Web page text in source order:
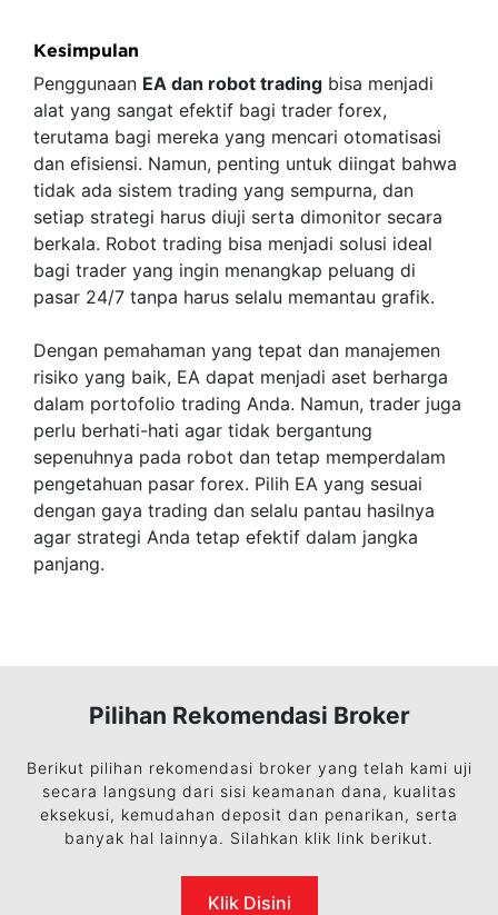
Kesimpulan
Penggunaan EA dan robot trading bisa menjadi
alat yang sangat efektif bagi trader forex,
terutama bagi mereka yang mencari otomatisasi
dan efisiensi. Namun, penting untuk diingat bahwa
tidak ada sistem trading yang sempurna, dan
setiap strategi harus diuji serta dimonitor secara
berkala. Robot trading bisa menjadi solusi ideal
bagi trader yang ingin menangkap peluang di
pasar 24/7 tanpa harus selalu memantau grafik.
Dengan pemahaman yang tepat dan manajemen
risiko yang baik, EA dapat menjadi aset berharga
dalam portofolio trading Anda. Namun, trader juga
perlu berhati-hati agar tidak bergantung
sepenuhnya pada robot dan tetap memperdalam
pengetahuan pasar forex. Pilih EA yang sesuai
dengan gaya trading dan selalu pantau hasilnya
agar strategi Anda tetap efektif dalam jangka
panjang.
Pilihan Rekomendasi Broker
Berikut pilihan rekomendasi broker yang telah kami uji
secara langsung dari sisi keamanan dana, kualitas
eksekusi, kemudahan deposit dan penarikan, serta
banyak hal lainnya. Silahkan klik link berikut.
Klik Disini